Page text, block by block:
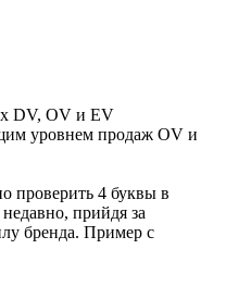
DV, OV и EV
уровнем продаж OV и
проверить 4 буквы в
прийдя за
бренда. Пример с